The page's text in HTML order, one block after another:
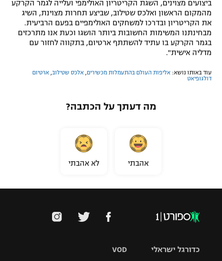
ביצועים מצוינים, השגת הקריטריון האולימפי ועלייה לגמר הקרקע
מהמקום הראשון ואלכס שטילוב, שביצע תחרות מצוינת, השיג
את הקריטריון ובדרכו למשחקים האולימפיים בפעם הרביעית.
מבחינתנו המשימות החשובות ביותר הושגו וכעת אנו מתרכזים
בגמר הקרקע בו עתיד להשתתף ארטיום, בתקווה לחזור עם
מדליה אישית".
עוד באותו נושא: אליפות העולם בהתעמלות מכשירים, אלכס שטילוב, ארטיום
דולגופיאט
מה דעתך על הכתבה?
אהבתי לא אהבתי
VOD כדורגל ישראלי